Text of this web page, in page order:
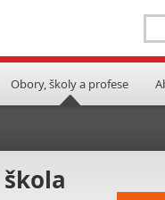
Obory, školy a profese